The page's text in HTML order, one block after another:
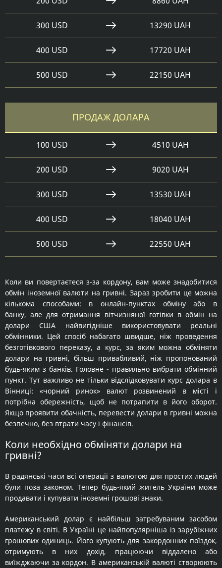
300 USD 13290 UAH
400 USD 17720 UAH
500 USD 22150 UAH
ПРОДАЖ ДОЛАРА
100 USD 4510 UAH
200 USD 9020 UAH
300 USD 13530 UAH
400 USD 18040 UAH
500 USD 22550 UAH
Коли ви повертаєтеся з-за кордону, вам може знадобитися
обмін іноземної валюти на гривні. Зараз зробити це можна
кількома способами: в онлайн-пунктах обміну або в
банку, але для отримання вітчизняної готівки в обмін на
долари США найвигідніше використовувати реальні
обмінники. Цей спосіб набагато швидше, ніж проведення
безготівкового переказу, а курс, за яким можна обміняти
долари на гривні, більш привабливий, ніж пропонований
будь-яким з банків. Головне - правильно вибрати обмінний
пункт. Тут важливо не тільки відслідковувати курс долара в
Вінниці: «чорний ринок» валют розвинений в місті і
потрібна обережність, щоб не потрапити в його оборот.
Якщо проявити обачність, перевести долари в гривні можна
безпечно, без втрати часу і фінансів.
Коли необхідно обміняти долари на
гривні?
В радянські часи всі операції з валютою для простих людей
були поза законом. Тепер будь-який житель України може
продавати і купувати іноземні грошові знаки.
Американський долар є найбільш затребуваним засобом
платежу в світі. В Україні це найпопулярніша із зарубіжних
грошових одиниць. Його купують для закордонних поїздок,
отримують в них дохід, працюючи віддалено або
виїжджаючи за кордон. В американській валюті створюють